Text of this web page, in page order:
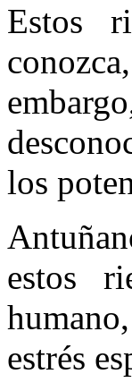
Estos
los
estos
estrés